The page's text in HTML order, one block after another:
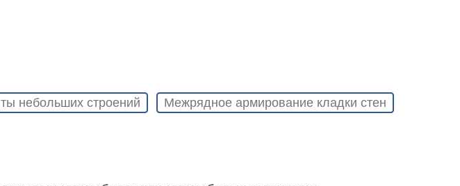
небольших строений Межрядное армирование кладки стен